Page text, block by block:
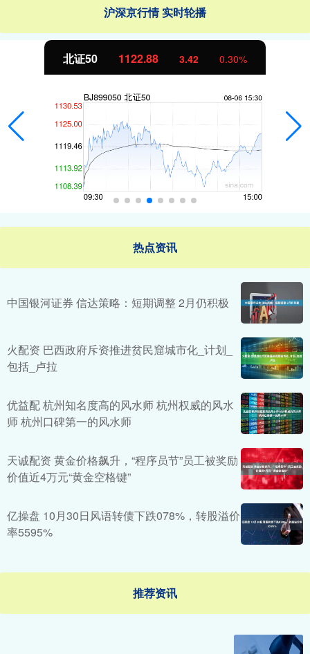
沪深京行情 实时轮播
北证50 1122.88 3.42 0.30%
热点资讯
中国银河证券 信达策略：短期调整 2月仍积极
火配资 巴西政府斥资推进贫民窟城市化_计划_
包括_卢拉
优益配 杭州知名度高的风水师 杭州权威的风水
师 杭州口碑第一的风水师
天诚配资 黄金价格飙升，“程序员节”员工被奖励
价值近4万元“黄金空格键”
亿操盘 10月30日风语转债下跌078%，转股溢价
率5595%
推荐资讯